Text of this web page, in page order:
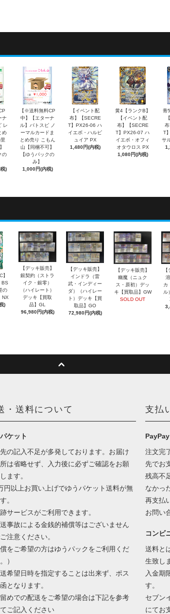
ナ
レ
め
の
)
【※送料無料CP
中】【エターナ
ル】バトスピ ノ
ーマルカードま
とめ売り こもん
山【同梱不可】
【ゆうパックの
み】
1,000円(内税)
【イベント配
布】【SECRE
T】PX26-06 ハ
イエボ・ハルピ
ュイア PX
1,480円(内税)
黄4【ランクB】
【イベント配
布】【SECRE
T】PX26-07 ハ
イエボ・オフィ
オタウロス PX
1,080円(内税)
青
T
サ
BS
の
NX
)
【デッキ販売】
銀契約（ストラ
イク・銀零）
（ハイレート）
デッキ【買取
品】GL
96,980円(内税)
【デッキ販売】
インドラ（雷
武・インディー
ダ）（ハイレー
ト）デッキ【買
取品】GO
72,980円(内税)
【デッキ販売】
幽魔（ニュク
ス・原初）デッ
キ【買取品】GW
SOLD OUT
カ
ル
・送料について
ケット
先の記入不足が多発しております。お届け
は省略せず、入力後に必ずご確認をお願
ます。
円以上お買い上げでゆうパケット送料が無
。
跡サービスがご利用できます。
送事故による金銭的補償等はございません
注意ください。
償をご希望の方はゆうパックをご利用くだ
）
送希望日時を指定することは出来ず、ポス
となります。
留めでの配送をご希望の場合は下記を参考
ご記入ください
支払
PayPay
注文完
先でお
残高不
なかっ
再支払
お問い
コンビ
送料と
生致し
入金期
す。
セブン
にてお